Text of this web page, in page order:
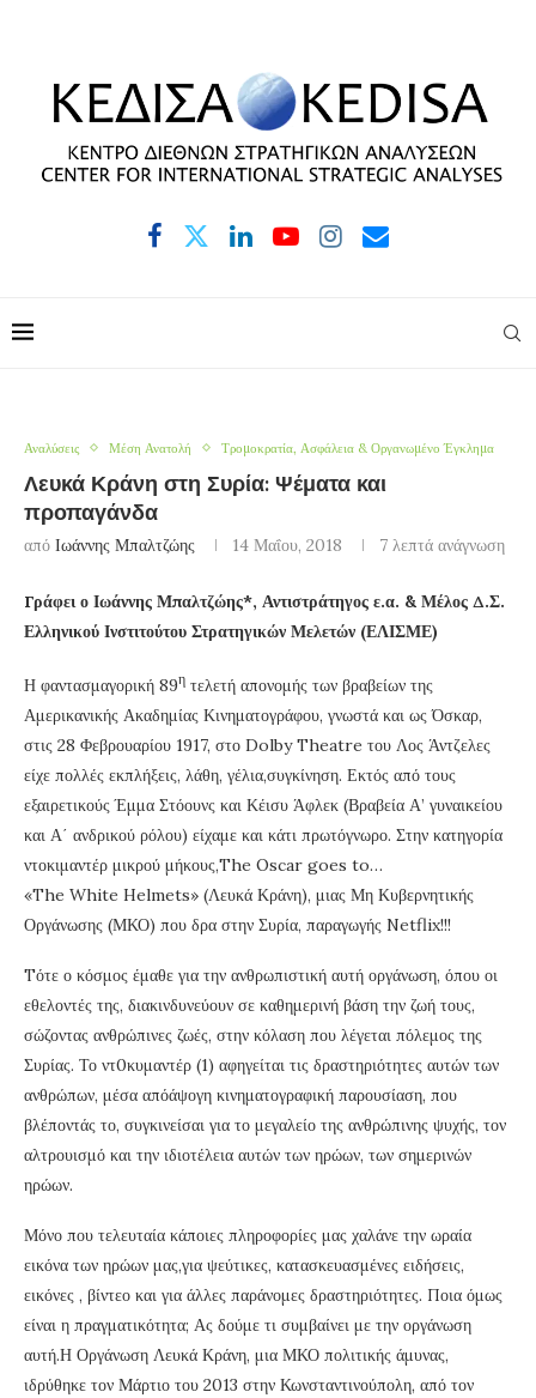
Αναλύσεις Μέση Ανατολή Τρομοκρατία, Ασφάλεια & Οργανωμένο Έγκλημα
Λευκά Κράνη στη Συρία: Ψέματα και
προπαγάνδα
από Ιωάννης Μπαλτζώης 14 Μαΐου, 2018 7 λεπτά ανάγνωση
Γράφει ο Ιωάννης Μπαλτζώης*, Αντιστράτηγος ε.α. & Μέλος Δ.Σ.
Ελληνικού Ινστιτούτου Στρατηγικών Μελετών (ΕΛΙΣΜΕ)
Η φαντασμαγορική 89η τελετή απονομής των βραβείων της
Αμερικανικής Ακαδημίας Κινηματογράφου, γνωστά και ως Όσκαρ,
στις 28 Φεβρουαρίου 1917, στο Dolby Theatre του Λος Άντζελες
είχε πολλές εκπλήξεις, λάθη, γέλια,συγκίνηση. Εκτός από τους
εξαιρετικούς Έμμα Στόουνς και Κέισυ Άφλεκ (Βραβεία Α’ γυναικείου
και Α΄ ανδρικού ρόλου) είχαμε και κάτι πρωτόγνωρο. Στην κατηγορία
ντοκιμαντέρ μικρού μήκους,The Oscar goes to…
«The White Helmets» (Λευκά Κράνη), μιας Μη Κυβερνητικής
Οργάνωσης (ΜΚΟ) που δρα στην Συρία, παραγωγής Netflix!!!
Tότε ο κόσμος έμαθε για την ανθρωπιστική αυτή οργάνωση, όπου οι
εθελοντές της, διακινδυνεύουν σε καθημερινή βάση την ζωή τους,
σώζοντας ανθρώπινες ζωές, στην κόλαση που λέγεται πόλεμος της
Συρίας. Το ντ0κυμαντέρ (1) αφηγείται τις δραστηριότητες αυτών των
ανθρώπων, μέσα απόάψογη κινηματογραφική παρουσίαση, που
βλέποντάς το, συγκινείσαι για το μεγαλείο της ανθρώπινης ψυχής, τον
αλτρουισμό και την ιδιοτέλεια αυτών των ηρώων, των σημερινών
ηρώων.
Μόνο που τελευταία κάποιες πληροφορίες μας χαλάνε την ωραία
εικόνα των ηρώων μας,για ψεύτικες, κατασκευασμένες ειδήσεις,
εικόνες , βίντεο και για άλλες παράνομες δραστηριότητες. Ποια όμως
είναι η πραγματικότητα; Ας δούμε τι συμβαίνει με την οργάνωση
αυτή.Η Οργάνωση Λευκά Κράνη, μια ΜΚΟ πολιτικής άμυνας,
ιδρύθηκε τον Μάρτιο του 2013 στην Κωνσταντινούπολη, από τον